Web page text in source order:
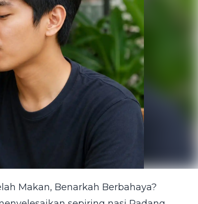
Makan, Benarkah Berbahaya?